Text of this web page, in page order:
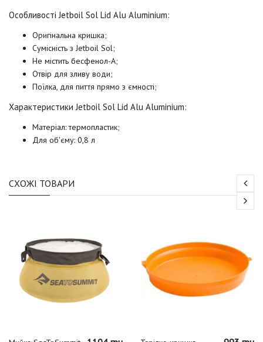
Особливості Jetboil Sol Lid Alu Aluminium:
Оригінальна кришка;
Сумісність з Jetboil Sol;
Не містить бесфенол-А;
Отвір для зливу води;
Поїлка, для пиття прямо з ємності;
Характеристики Jetboil Sol Lid Alu Aluminium:
Матеріал: термопластик;
Для об'єму: 0,8 л
СХОЖІ ТОВАРИ